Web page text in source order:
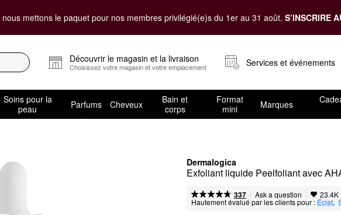
nous mettons le paquet pour nos membres privilégié(e)s du 1er au 31 août. S’INSCRIRE
Découvrir le magasin et la livraison
Choisissez votre magasin et votre emplacement Services et événements
Soins pour la
peau
Parfums Cheveux
Bain et
corps
Format
mini
Marques
Dermalogica
Exfoliant liquide Peelfoliant avec
337 | Ask a question | 23.4K
Hautement évalué par les clients pour : Éclat,